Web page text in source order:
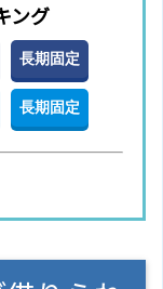
ング
長期固定
長期固定